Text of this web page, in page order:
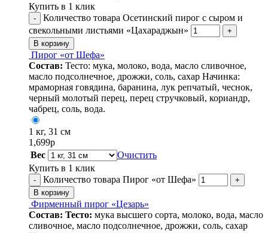
Купить в 1 клик
-
Количество товара Осетинский пирог с сыром и
свекольными листьями «Цахараджын»
+
В корзину
Пирог «от Шефа»
Состав: Тесто: мука, молоко, вода, масло сливочное,
масло подсолнечное, дрожжи, соль, сахар Начинка:
мраморная говядина, баранина, лук репчатый, чеснок,
черный молотый перец, перец стручковый, кориандр,
чабрец, соль, вода.
1 кг, 31 см
1,699р
Вес
Очистить
Купить в 1 клик
- Количество товара Пирог «от Шефа»
+
В корзину
Фирменный пирог «Цезарь»
Состав: Тесто: мука высшего сорта, молоко, вода, масло
сливочное, масло подсолнечное, дрожжи, соль, сахар